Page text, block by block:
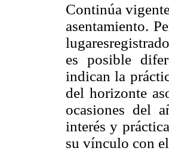
Continúa
asentamiento.
es posible
indican la
del horizonte
ocasiones del
interés y
su vínculo con